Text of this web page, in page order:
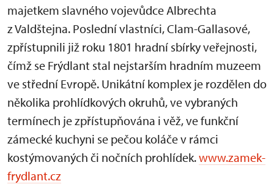
majetkem slavného vojevůdce Albrechta
z Valdštejna. Poslední vlastníci, Clam-Gallasové,
zpřístupnili již roku 1801 hradní sbírky veřejnosti,
čímž se Frýdlant stal nejstarším hradním muzeem
ve střední Evropě. Unikátní komplex je rozdělen do
několika prohlídkových okruhů, ve vybraných
termínech je zpřístupňována i věž, ve funkční
zámecké kuchyni se pečou koláče v rámci
kostýmovaných či nočních prohlídek.www.zamek-
frydlant.cz